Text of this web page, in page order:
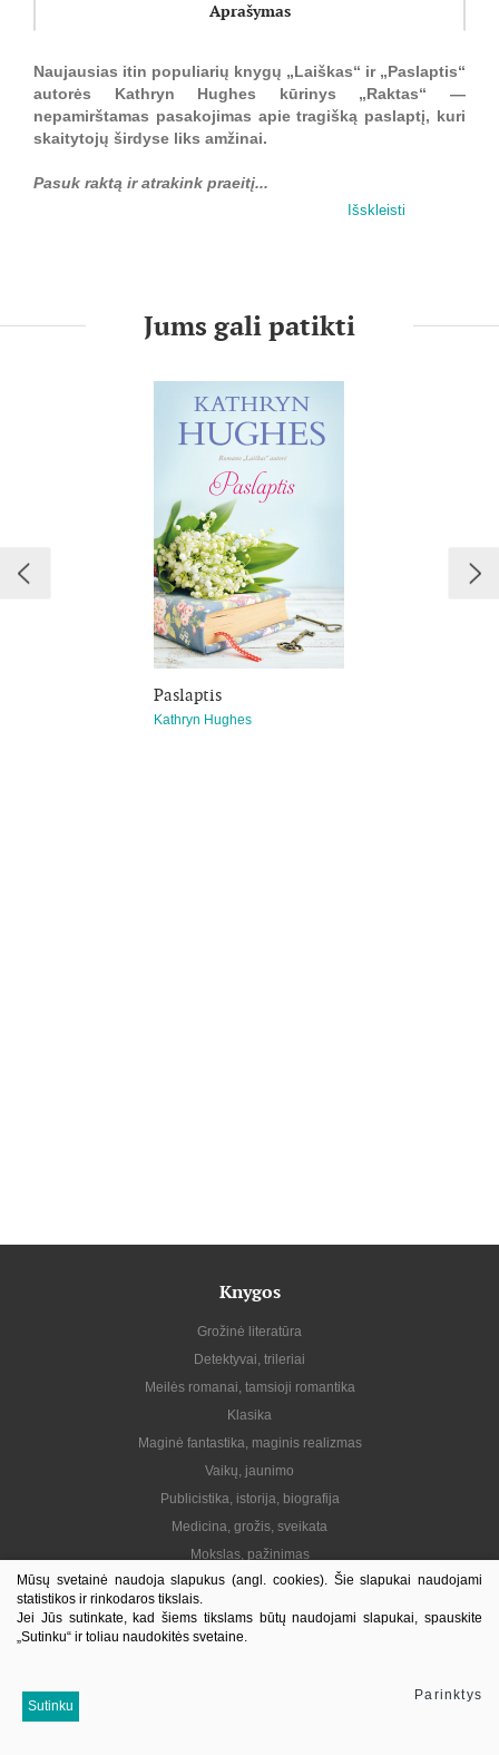
Aprašymas
Naujausias itin populiarių knygų „Laiškas“ ir „Paslaptis“
autorės Kathryn Hughes kūrinys „Raktas“ —
nepamirštamas pasakojimas apie tragišką paslaptį, kuri
skaitytojų širdyse liks amžinai.
Pasuk raktą ir atrakink praeitį...
susidomėjusį naujais, anksčiau netaikytais psichikos ligonių
gydymo metodais. Slaugė Elena net neįsivaizduoja, kad jos
Sarą traukte traukia į apleistą Ambergeito pamišėlių
prieglaudą. Tyrinėdama tuščius koridorius ji aptinka
lagaminą, kuris priklausė prieš 50 metų į prieglaudą priimtai
pacientei. Sukrečiantis radinys lagamine padeda Sarai
atskleisti pamirštą istoriją apie tragediją, prarastą meilę ir
seną skriaudą, kurią gali ištaisyti tik ji...
Išskleisti
Jums gali patikti
Paslaptis
Kathryn Hughes
Knygos
Grožinė literatūra
Detektyvai, trileriai
Meilės romanai, tamsioji romantika
Klasika
Maginė fantastika, maginis realizmas
Vaikų, jaunimo
Publicistika, istorija, biografija
Medicina, grožis, sveikata
Mokslas, pažinimas
Praktinė, gyvenimo būdas
Lietuvių autoriai
El. knygos
Mūsų svetainė naudoja slapukus (angl. cookies). Šie slapukai naudojami
statistikos ir rinkodaros tikslais.
Jei Jūs sutinkate, kad šiems tikslams būtų naudojami slapukai, spauskite
„Sutinku“ ir toliau naudokitės svetaine.
Sutinku
Parinktys